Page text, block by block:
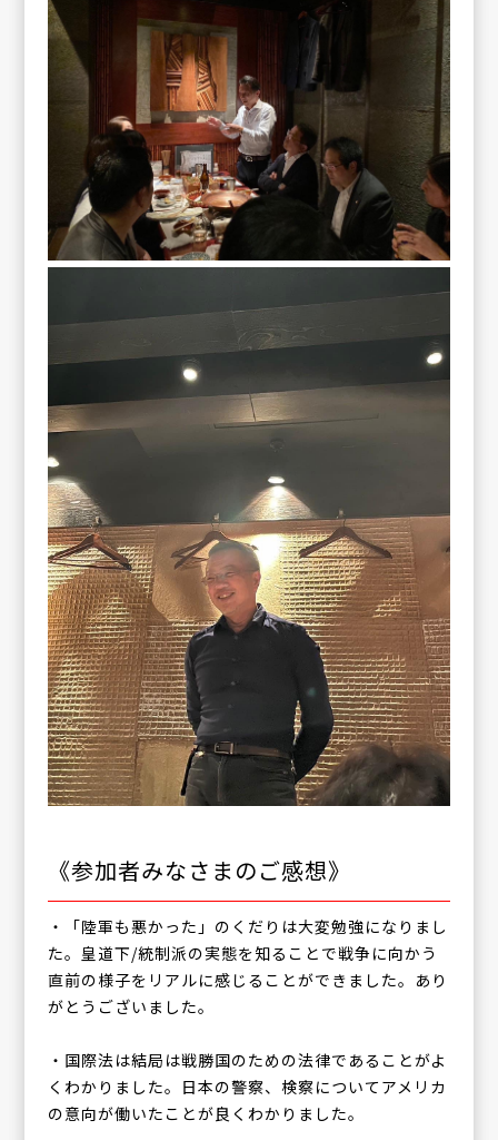
《参加者みなさまのご感想》
・「陸軍も悪かった」のくだりは大変勉強になりまし
た。皇道下/統制派の実態を知ることで戦争に向かう
直前の様子をリアルに感じることができました。あり
がとうございました。
・国際法は結局は戦勝国のための法律であることがよ
くわかりました。日本の警察、検察についてアメリカ
の意向が働いたことが良くわかりました。